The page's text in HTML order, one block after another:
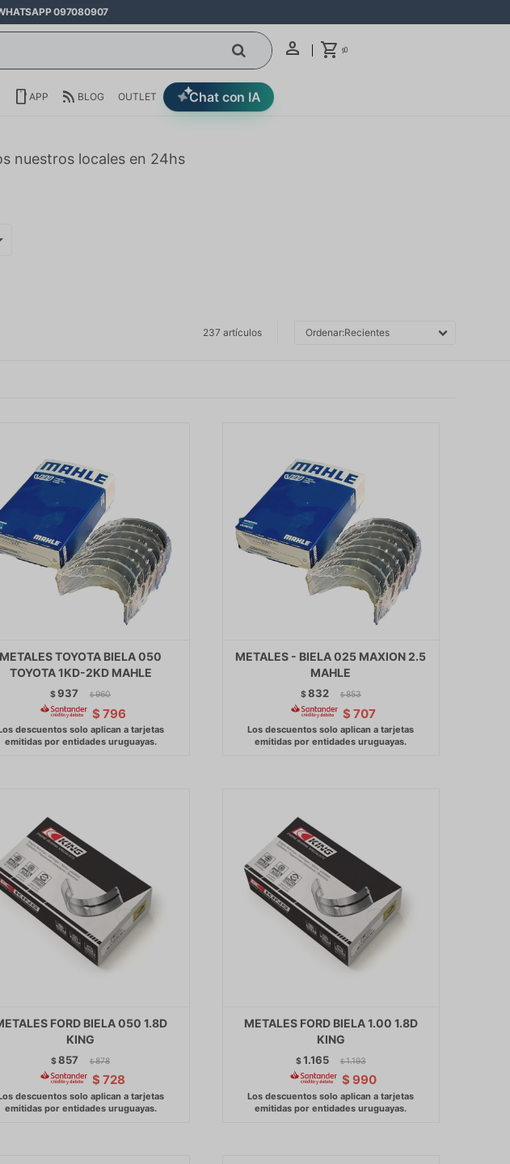
097080907
$0
Chat con IA
APP BLOG OUTLET
nuestros locales en 24hs
237 artículos Recientes
METALES TOYOTA BIELA 050
TOYOTA 1KD-2KD MAHLE
$937 $ 960
$ 796
METALES - BIELA 025 MAXION 2.5
MAHLE
$832 $ 853
$ 707
FORD BIELA 050 1.8D
KING
$857 $ 878
$ 728
METALES FORD BIELA 1.00 1.8D
KING
$1.165 $ 1.193
$ 990